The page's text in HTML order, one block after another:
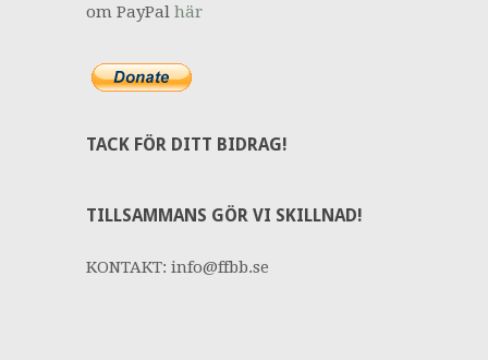
om PayPal här
TACK FÖR DITT BIDRAG!
TILLSAMMANS GÖR VI SKILLNAD!
KONTAKT: info@ffbb.se